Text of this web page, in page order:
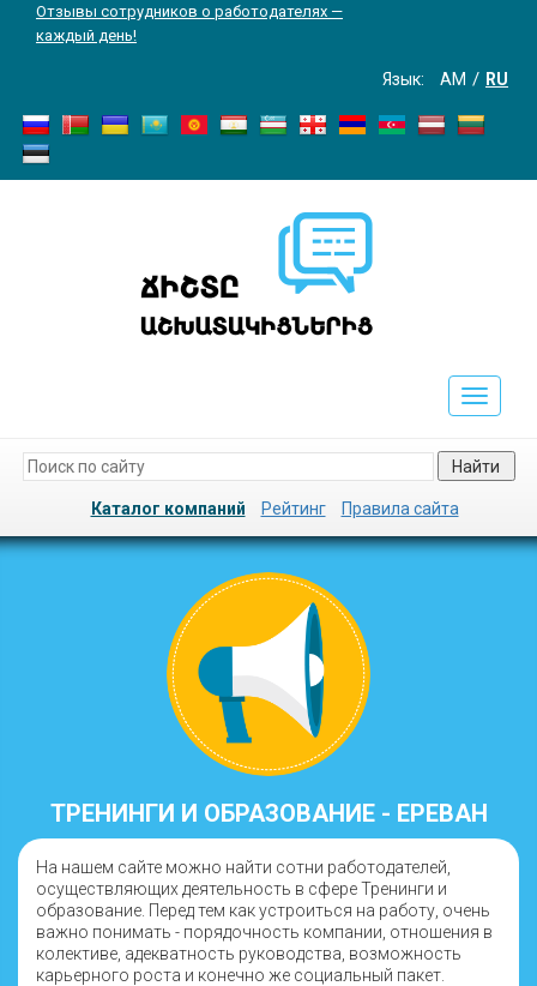
Отзывы сотрудников о работодателях —
каждый день!
Язык: AM RU
Toggle
Найти
Каталог компаний Рейтинг Правила сайта
ТРЕНИНГИ И ОБРАЗОВАНИЕ - ЕРЕВАН
На нашем сайте можно найти сотни работодателей,
осуществляющих деятельность в сфере Тренинги и
образование. Перед тем как устроиться на работу, очень
важно понимать - порядочность компании, отношения в
колективе, адекватность руководства, возможность
карьерного роста и конечно же социальный пакет.